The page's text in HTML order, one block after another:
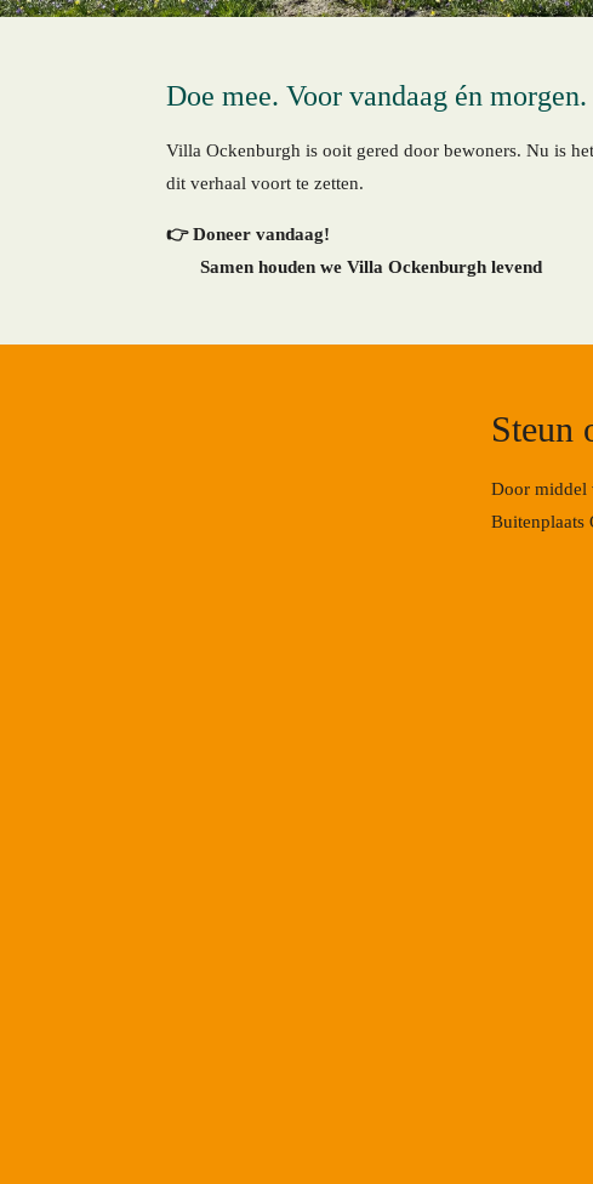
Doe mee. Voor vandaag én morgen.
Villa Ockenburgh is ooit gered door bewoners. Nu is
dit verhaal voort te zetten.
👉 Doneer vandaag!
Samen houden we Villa Ockenburgh levend
Steun
Door middel
Buitenplaats